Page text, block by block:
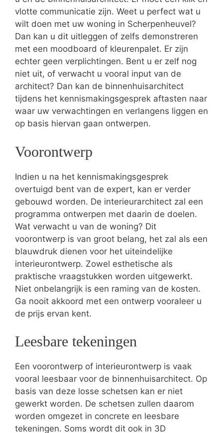
vlotte communicatie zijn. Weet u perfect wat u
wilt doen met uw woning in Scherpenheuvel?
Dan kan u dit uitleggen of zelfs demonstreren
met een moodboard of kleurenpalet. Er zijn
echter geen verplichtingen. Bent u er zelf nog
niet uit, of verwacht u vooral input van de
architect? Dan kan de binnenhuisarchitect
tijdens het kennismakingsgesprek aftasten naar
waar uw verwachtingen en verlangens liggen en
op basis hiervan gaan ontwerpen.
Voorontwerp
Indien u na het kennismakingsgesprek
overtuigd bent van de expert, kan er verder
gebouwd worden. De interieurarchitect zal een
programma ontwerpen met daarin de doelen.
Wat verwacht u van de woning? Dit
voorontwerp is van groot belang, het zal als een
blauwdruk dienen voor het uiteindelijke
interieurontwerp. Zowel esthetische als
praktische vraagstukken worden uitgewerkt.
Niet onbelangrijk is een raming van de kosten.
Ga nooit akkoord met een ontwerp vooraleer u
de prijs ervan kent.
Leesbare tekeningen
Een voorontwerp of interieurontwerp is vaak
vooral leesbaar voor de binnenhuisarchitect. Op
basis van deze losse schetsen kan er niet
gewerkt worden. De schetsen zullen daarom
worden omgezet in concrete en leesbare
tekeningen. Soms wordt dit ook in 3D